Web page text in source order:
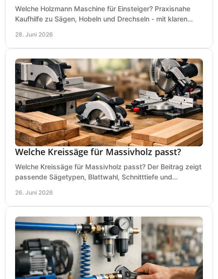
Welche Holzmann Maschine für Einsteiger? Praxisnahe
Kaufhilfe zu Sägen, Hobeln und Drechseln - mit klaren
28. Juni 2026
Welche Kreissäge für Massivholz passt?
Welche Kreissäge für Massivholz passt? Der Beitrag zeigt
passende Sägetypen, Blattwahl, Schnitttiefe und
26. Juni 2026